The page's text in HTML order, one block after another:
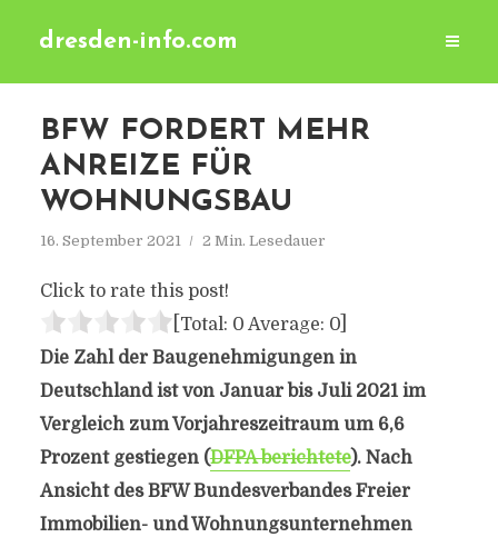
dresden-info.com
BFW FORDERT MEHR
ANREIZE FÜR
WOHNUNGSBAU
16. September 2021 2 Min. Lesedauer
Click to rate this post!
[Total: 0 Average: 0]
Die Zahl der Baugenehmigungen in
Deutschland ist von Januar bis Juli 2021 im
Vergleich zum Vorjahreszeitraum um 6,6
Prozent gestiegen (DFPA berichtete). Nach
Ansicht des BFW Bundesverbandes Freier
Immobilien- und Wohnungsunternehmen